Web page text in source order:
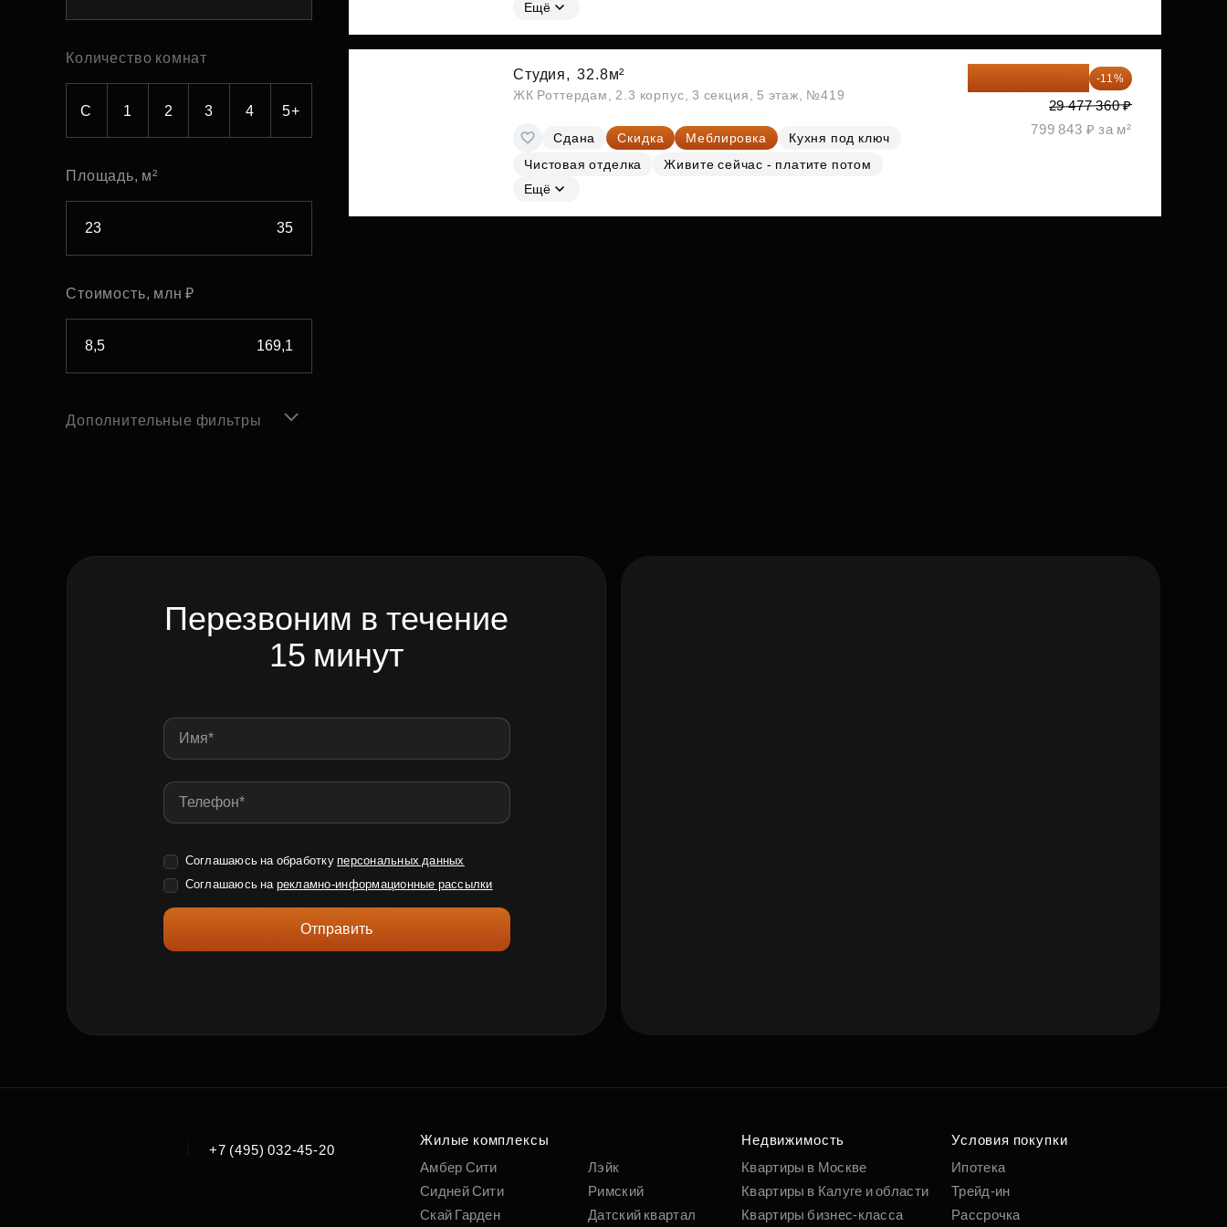
Рефинансирование
Субсидии
Количество комнат
С 1 2 3 4 5+
Площадь, м²
Стоимость, млн ₽
Дополнительные фильтры
Ещё
Студия, 32.8м²
ЖК Роттердам, 2.3 корпус, 3 секция, 5 этаж, №419
Сдана Скидка Меблировка
Кухня под ключ
Чистовая отделка
Живите сейчас - платите потом
Ещё
-11%
29 477 360 ₽
799 843 ₽ за м²
Перезвоним в течение
15 минут
Соглашаюсь на обработку персональных данных
Соглашаюсь на рекламно-информационные рассылки
Отправить
+7 (495) 032-45-20
Жилые комплексы
Амбер Сити
Сидней Сити
Скай Гарден
Лэйк
Римский
Датский квартал
Недвижимость
Квартиры в Москве
Квартиры в Калуге и области
Квартиры бизнес-класса
Условия покупки
Ипотека
Трейд-ин
Рассрочка